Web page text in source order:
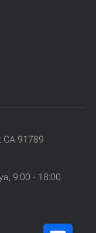
CA 91789
9:00 - 18:00